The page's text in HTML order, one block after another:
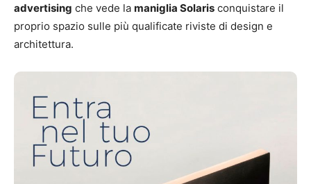
advertising che vede la maniglia Solaris conquistare il
proprio spazio sulle più qualificate riviste di design e
architettura.